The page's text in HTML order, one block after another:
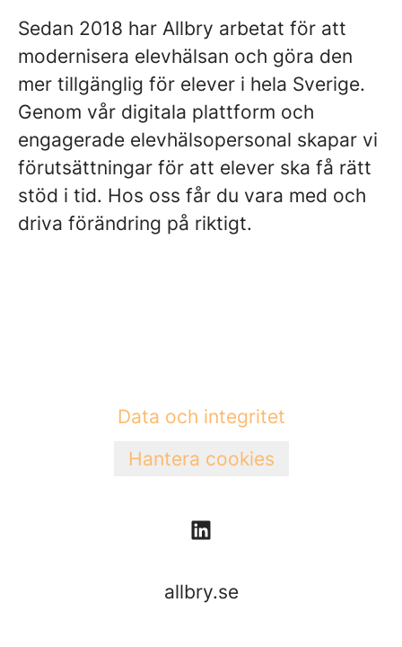
Sedan 2018 har Allbry arbetat för att
modernisera elevhälsan och göra den
mer tillgänglig för elever i hela Sverige.
Genom vår digitala plattform och
engagerade elevhälsopersonal skapar vi
förutsättningar för att elever ska få rätt
stöd i tid. Hos oss får du vara med och
driva förändring på riktigt.
Data och integritet
Hantera cookies
allbry.se